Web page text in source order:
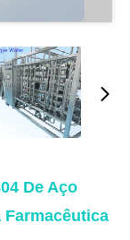
De Aço
Farmacêutica